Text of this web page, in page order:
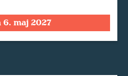
6. maj 2027